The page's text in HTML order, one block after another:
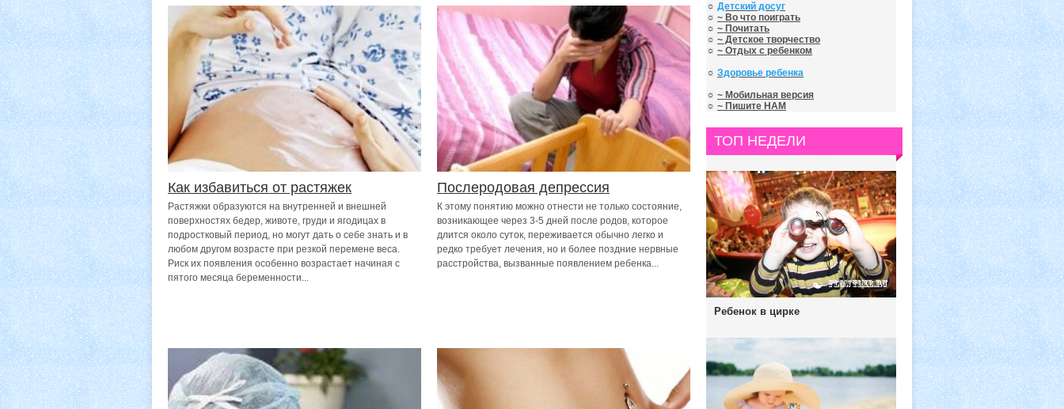
Как избавиться от растяжек
Растяжки образуются на внутренней и внешней
поверхностях бедер, животе, груди и ягодицах в
подростковый период, но могут дать о себе знать и в
любом другом возрасте при резкой перемене веса.
Риск их появления особенно возрастает начиная с
пятого месяца беременности...
Послеродовая депрессия
К этому понятию можно отнести не только состояние,
возникающее через 3-5 дней после родов, которое
длится около суток, переживается обычно легко и
редко требует лечения, но и более поздние нервные
расстройства, вызванные появлением ребенка...
☼ Детский досуг
☼ ~ Во что поиграть
☼ ~ Почитать
☼ ~ Детское творчество
☼ ~ Отдых с ребенком
☼ Здоровье ребенка
☼ ~ Мобильная версия
☼ ~ Пишите НАМ
ТОП НЕДЕЛИ
Ребенок в цирке